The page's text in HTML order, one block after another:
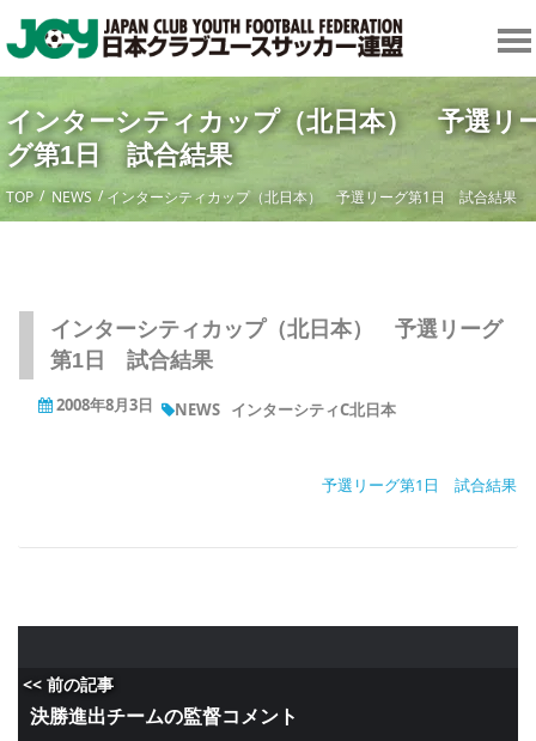
インターシティカップ（北日本） 予選リ
グ第1日 試合結果
TOP NEWS インターシティカップ（北日本） 予選リーグ第1日 試合結果
インターシティカップ（北日本） 予選リーグ
第1日 試合結果
2008年8月3日 NEWS インターシティC北日本
予選リーグ第1日 試合結果
<< 前の記事
決勝進出チームの監督コメント